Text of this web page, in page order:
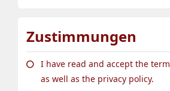
Zustimmungen
I have read and accept the
as well as the privacy policy.